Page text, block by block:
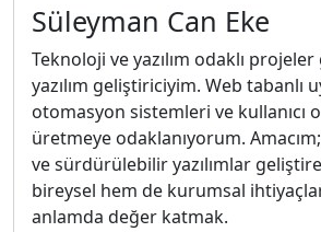
Süleyman Can Eke
Teknoloji ve yazılım odaklı
yazılım geliştiriciyim. Web tabanlı
otomasyon sistemleri ve kullanıcı
üretmeye odaklanıyorum.
ve sürdürülebilir yazılımlar
bireysel hem de kurumsal
anlamda değer katmak.